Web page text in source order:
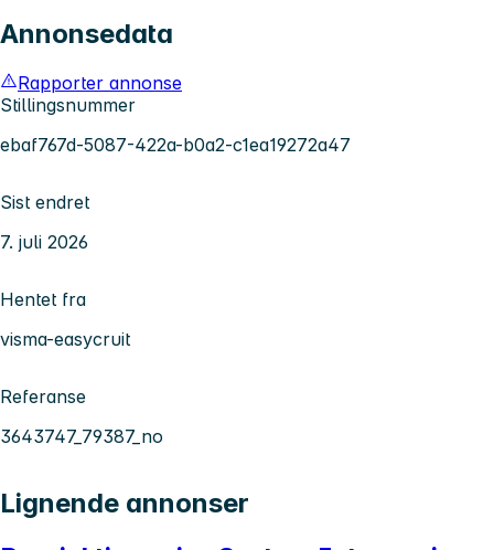
Annonsedata
Rapporter annonse
Stillingsnummer
ebaf767d-5087-422a-b0a2-c1ea19272a47
Sist endret
7. juli 2026
Hentet fra
visma-easycruit
Referanse
3643747_79387_no
Lignende annonser